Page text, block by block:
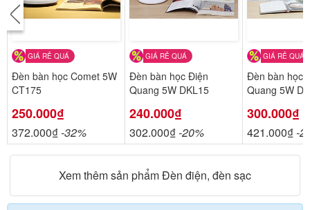
GIÁ RẺ QUÁ
Đèn bàn học Comet 5W
CT175
250.000₫
372.000₫-32%
GIÁ RẺ QUÁ
Đèn bàn học Điện
Quang 5W DKL15
240.000₫
302.000₫-20%
GIÁ RẺ QUÁ
Đèn bàn học
Quang 5W
300.000₫
421.000₫-
Xem thêm sản phẩm Đèn điện, đèn sạc